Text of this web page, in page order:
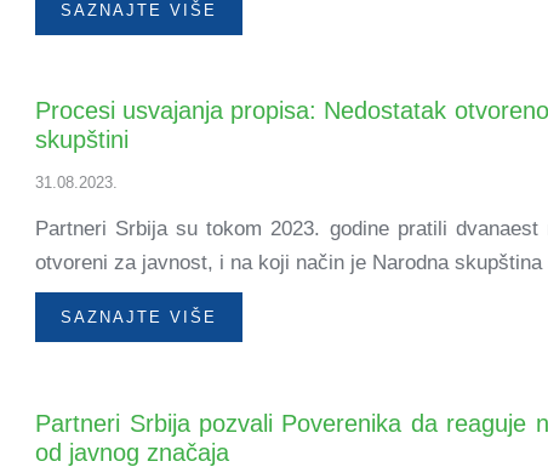
SAZNAJTE VIŠE
Procesi usvajanja propisa: Nedostatak
skupštini
31.08.2023.
Partneri Srbija su tokom 2023. godine pratili
otvoreni za javnost, i na koji način je Narodna
SAZNAJTE VIŠE
Partneri Srbija pozvali Poverenika da reaguje
od javnog značaja